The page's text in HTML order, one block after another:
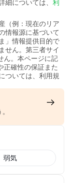
については、 利
（例：現在のリア
情報源に基づいて
」情報提供目的で
せん。第三者サイ
ん。本ページに記
正確性の保証また
ついては、利用規
弱気